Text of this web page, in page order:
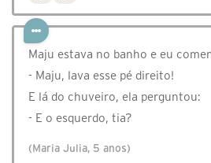
Maju estava no banho e eu
- Maju, lava esse pé direito!
E lá do chuveiro, ela perguntou:
- E o esquerdo, tia?
(Maria Julia, 5 anos)